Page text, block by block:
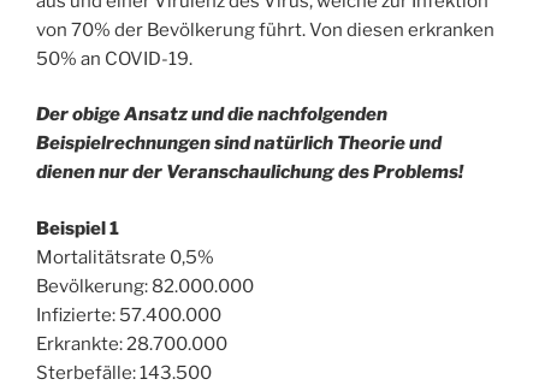
von 70% der Bevölkerung führt. Von diesen erkranken
50% an COVID-19.
Der obige Ansatz und die nachfolgenden
Beispielrechnungen sind natürlich Theorie und
dienen nur der Veranschaulichung des Problems!
Beispiel 1
Mortalitätsrate 0,5%
Bevölkerung: 82.000.000
Infizierte: 57.400.000
Erkrankte: 28.700.000
Sterbefälle: 143.500